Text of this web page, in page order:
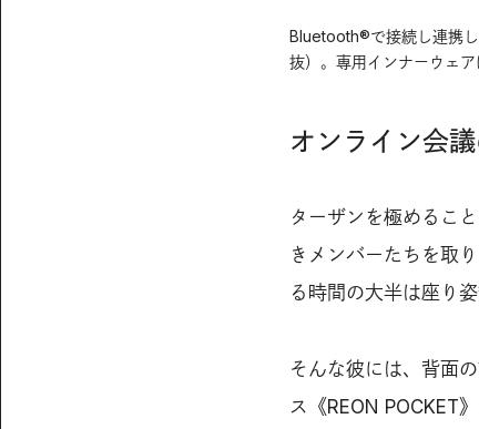
Bluetooth®で接続し連携
抜）。専用インナーウェア
オンライン会
ターザンを極めるこ
きメンバーたちを取
る時間の大半は座り姿
そんな彼には、背面
ス《REON POCKET